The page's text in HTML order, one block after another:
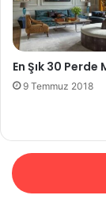
En Şık 30 Perde
9 Temmuz 2018